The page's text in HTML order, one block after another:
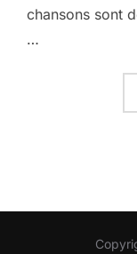
chansons sont
…